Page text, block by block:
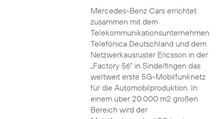
Mercedes-Benz Cars errichtet
zusammen mit dem
Telekommunikationsunternehmen
Telefónica Deutschland und dem
Netzwerkausrüster Ericsson in der
„Factory 56“ in Sindelfingen das
weltweit erste 5G-Mobilfunknetz
für die Automobilproduktion. In
einem über 20.000 m2 großen
Bereich wird der